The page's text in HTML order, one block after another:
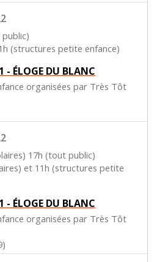
(structures petite enfance)
- ÉLOGE DU BLANC
organisées par Très Tôt
17h (tout public)
et 11h (structures petite
- ÉLOGE DU BLANC
organisées par Très Tôt